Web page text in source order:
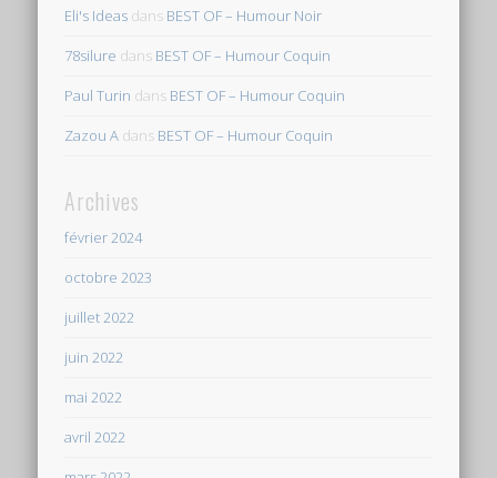
Eli's Ideas dans BEST OF – Humour Noir
78silure dans BEST OF – Humour Coquin
Paul Turin dans BEST OF – Humour Coquin
Zazou A dans BEST OF – Humour Coquin
Archives
février 2024
octobre 2023
juillet 2022
juin 2022
mai 2022
avril 2022